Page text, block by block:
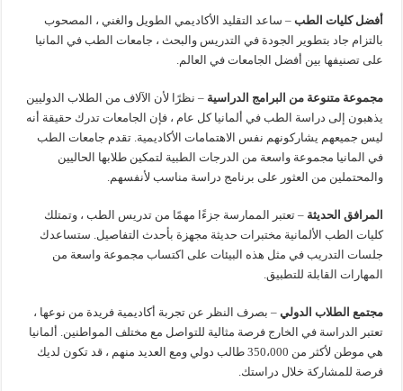
أفضل كليات الطب – ساعد التقليد الأكاديمي الطويل والغني ، المصحوب
بالتزام جاد بتطوير الجودة في التدريس والبحث ، جامعات الطب في المانيا
على تصنيفها بين أفضل الجامعات في العالم.
مجموعة متنوعة من البرامج الدراسية – نظرًا لأن الآلاف من الطلاب الدوليين
يذهبون إلى دراسة الطب في ألمانيا كل عام ، فإن الجامعات تدرك حقيقة أنه
ليس جميعهم يشاركونهم نفس الاهتمامات الأكاديمية. تقدم جامعات الطب
في المانيا مجموعة واسعة من الدرجات الطبية لتمكين طلابها الحاليين
والمحتملين من العثور على برنامج دراسة مناسب لأنفسهم.
المرافق الحديثة – تعتبر الممارسة جزءًا مهمًا من تدريس الطب ، وتمتلك
كليات الطب الألمانية مختبرات حديثة مجهزة بأحدث التفاصيل. ستساعدك
جلسات التدريب في مثل هذه البيئات على اكتساب مجموعة واسعة من
المهارات القابلة للتطبيق.
مجتمع الطلاب الدولي – بصرف النظر عن تجربة أكاديمية فريدة من نوعها ،
تعتبر الدراسة في الخارج فرصة مثالية للتواصل مع مختلف المواطنين. ألمانيا
هي موطن لأكثر من 350،000 طالب دولي ومع العديد منهم ، قد تكون لديك
فرصة للمشاركة خلال دراستك.